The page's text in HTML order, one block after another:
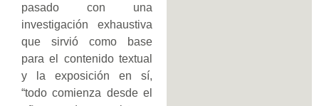
pasado con una
investigación exhaustiva
que sirvió como base
para el contenido textual
y la exposición en sí,
“todo comienza desde el